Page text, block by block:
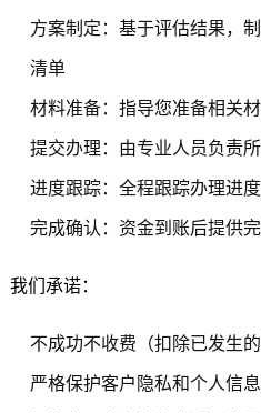
方案制定：基于评估结果，
清单
材料准备：指导您准备相关
提交办理：由专业人员负责
进度跟踪：全程跟踪办理进
完成确认：资金到账后提供
我们承诺：
不成功不收费（扣除已发生的
严格保护客户隐私和个人信